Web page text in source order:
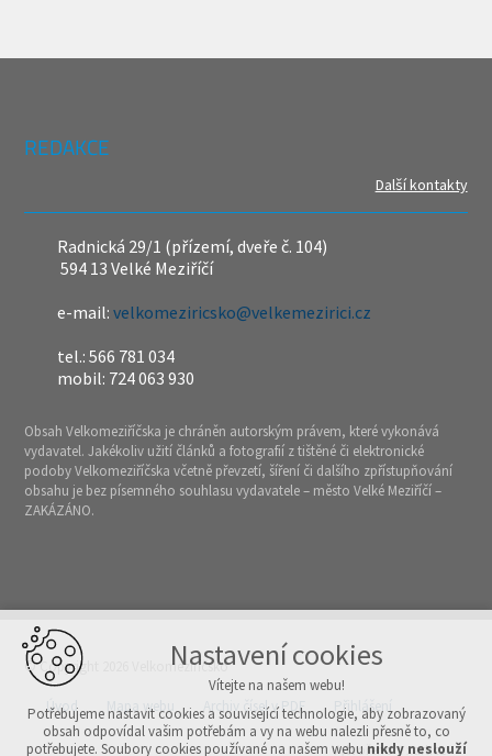
REDAKCE
Další kontakty
Radnická 29/1 (přízemí, dveře č. 104)
594 13 Velké Meziříčí
e-mail:velkomeziricsko@velkemezirici.cz
tel.: 566 781 034
mobil: 724 063 930
Obsah Velkomeziříčska je chráněn autorským právem, které vykonává
vydavatel. Jakékoliv užití článků a fotografií z tištěné či elektronické
podoby Velkomeziříčska včetně převzetí, šíření či dalšího zpřístupňování
obsahu je bez písemného souhlasu vydavatele – město Velké Meziříčí –
ZAKÁZÁNO.
© Copyright 2026 Velkomeziříčsko
Úvod Mapa webu Archiv čísel v PDF Přihlášení
Vytvořeno v xart.cz
Nastavení cookies
Vítejte na našem webu!
Potřebujeme nastavit cookies a související technologie, aby zobrazovaný
obsah odpovídal vašim potřebám a vy na webu nalezli přesně to, co
potřebujete. Soubory cookies používané na našem webu nikdy neslouží